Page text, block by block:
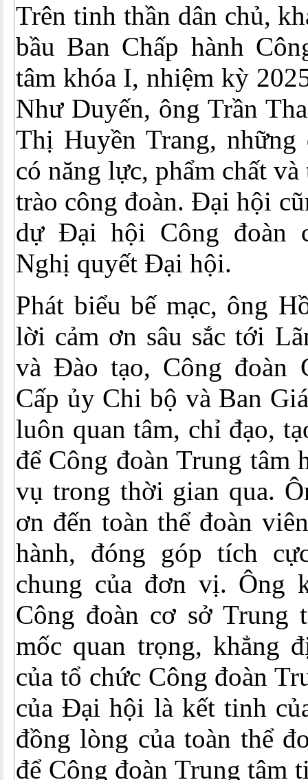
Trên tinh thần dân chủ,
bầu Ban Chấp hành
tâm khóa I, nhiệm kỳ
Như Duyến, ông Trần
Thị Huyền Trang,
có năng lực, phẩm chất
trào công đoàn. Đại hội
dự Đại hội Công đoàn
Nghị quyết Đại hội.
Phát biểu bế mạc, ông
lời cảm ơn sâu sắc tới
và Đào tạo, Công đoàn
Cấp ủy Chi bộ và Ban
luôn quan tâm, chỉ đạo,
để Công đoàn Trung tâm
vụ trong thời gian qua.
ơn đến toàn thể đoàn
hành, đóng góp tích
chung của đơn vị. Ông
Công đoàn cơ sở Trung
mốc quan trọng, khẳng
của tổ chức Công đoàn
của Đại hội là kết tinh
đồng lòng của toàn thể
để Công đoàn Trung tâm